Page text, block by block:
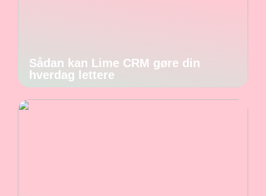
Sådan kan Lime CRM gøre din
hverdag lettere